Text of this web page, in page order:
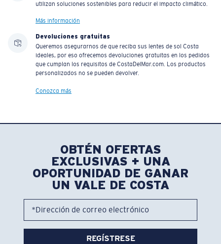
utilizan soluciones sostenibles para reducir el impacto climático.
Más información
Devoluciones gratuitas
Queremos asegurarnos de que reciba sus lentes de sol Costa
ideales, por eso ofrecemos devoluciones gratuitas en los pedidos
que cumplan los requisitos de CostaDelMar.com. Los productos
personalizados no se pueden devolver.
Conozca más
OBTÉN OFERTAS
EXCLUSIVAS + UNA
OPORTUNIDAD DE GANAR
UN VALE DE COSTA
*Dirección de correo electrónico
REGÍSTRESE